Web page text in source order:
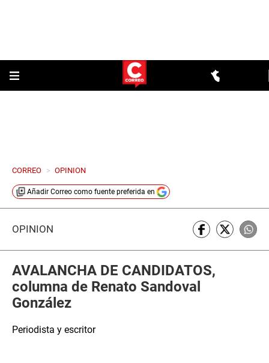
CORREO > OPINION
Añadir Correo como fuente preferida en
OPINIÓN
AVALANCHA DE CANDIDATOS,
columna de Renato Sandoval
González
Periodista y escritor